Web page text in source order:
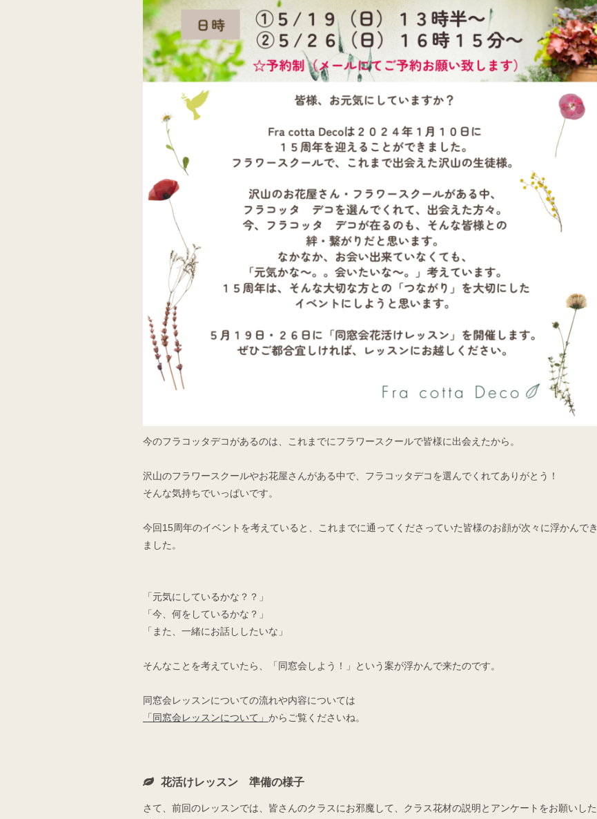
今のフラコッタデコがあるのは、これまでにフラワースクールで皆様に出会えたから。
沢山のフラワースクールやお花屋さんがある中で、フラコッタデコを選んでくれてありがとう！
そんな気持ちでいっぱいです。
今回15周年のイベントを考えていると、これまでに通ってくださっていた皆様のお顔が次々に浮かんでき
ました。
「元気にしているかな？？」
「今、何をしているかな？」
「また、一緒にお話ししたいな」
そんなことを考えていたら、「同窓会しよう！」という案が浮かんで来たのです。
同窓会レッスンについての流れや内容については
「同窓会レッスンについて」 からご覧くださいね。
花活けレッスン 準備の様子
さて、前回のレッスンでは、皆さんのクラスにお邪魔して、クラス花材の説明とアンケートをお願いした